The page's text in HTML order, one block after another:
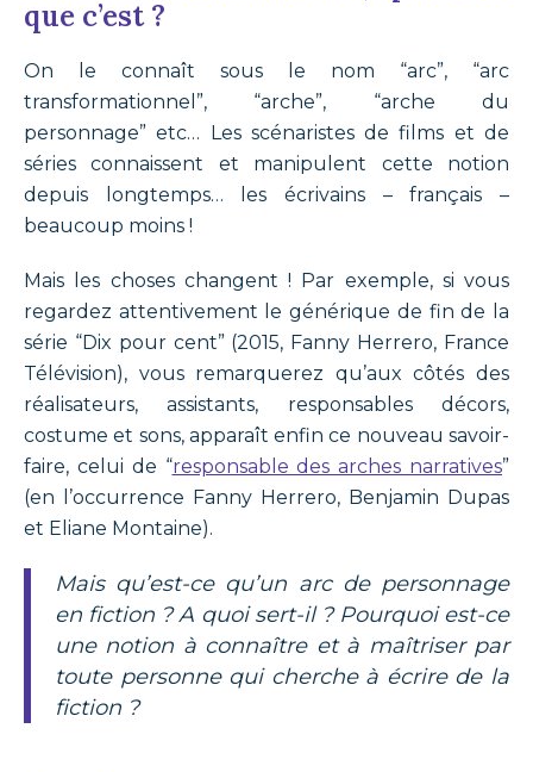
que c’est ?
On le connaît sous le nom “arc”, “arc
transformationnel”, “arche”, “arche du
personnage” etc… Les scénaristes de films et de
séries connaissent et manipulent cette notion
depuis longtemps… les écrivains – français –
beaucoup moins !
Mais les choses changent ! Par exemple, si vous
regardez attentivement le générique de fin de la
série “Dix pour cent” (2015, Fanny Herrero, France
Télévision), vous remarquerez qu’aux côtés des
réalisateurs, assistants, responsables décors,
costume et sons, apparaît enfin ce nouveau savoir-
faire, celui de “responsable des arches narratives”
(en l’occurrence Fanny Herrero, Benjamin Dupas
et Eliane Montaine).
Mais qu’est-ce qu’un arc de personnage
en fiction ? A quoi sert-il ? Pourquoi est-ce
une notion à connaître et à maîtriser par
toute personne qui cherche à écrire de la
fiction ?